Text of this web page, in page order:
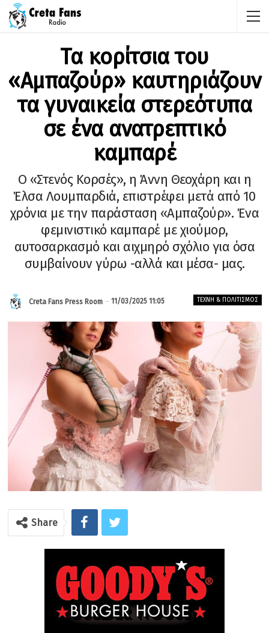
Τα κορίτσια του
«Αμπαζούρ» καυτηριάζουν
τα γυναικεία στερεότυπα
σε ένα ανατρεπτικό
καμπαρέ
Ο «Στενός Κορσές», η Άννη Θεοχάρη και η
Έλσα Λουμπαρδιά, επιστρέφει μετά από 10
χρόνια με την παράσταση «Αμπαζούρ». Ένα
φεμινιστικό καμπαρέ με χιούμορ,
αυτοσαρκασμό και αιχμηρό σχόλιο για όσα
συμβαίνουν γύρω -αλλά και μέσα- μας.
ΤΈΧΝΗ & ΠΟΛΙΤΙΣΜΌΣ
Creta Fans Press Room 11/03/2025 11:05
Share